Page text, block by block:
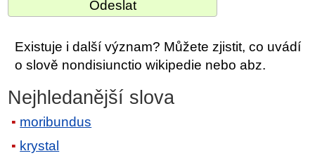
Existuje i další význam? Můžete zjistit, co uvádí
o slově nondisiunctio wikipedie nebo abz.
Nejhledanější slova
moribundus
krystal